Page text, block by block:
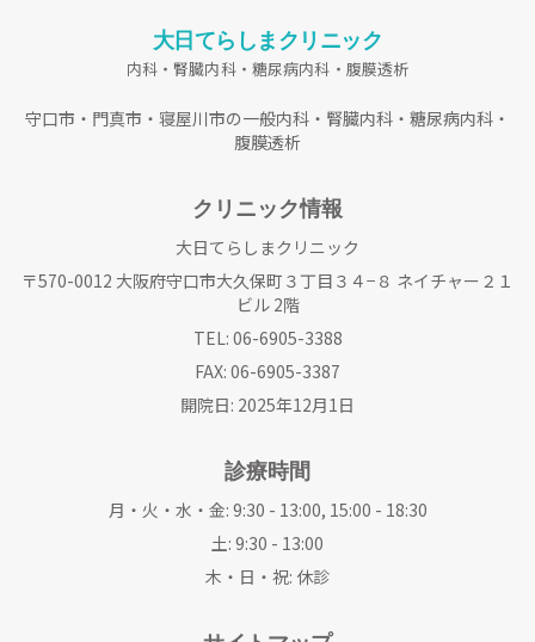
大日てらしまクリニック
守口市・門真市・寝屋川市の一般内科・腎臓内科・糖尿病内科・
腹膜透析
クリニック情報
大日てらしまクリニック
〒570-0012 大阪府守口市大久保町３丁目３４−８ ネイチャー２１
ビル 2階
TEL: 06-6905-3388
FAX: 06-6905-3387
開院日: 2025年12月1日
診療時間
月・火・水・金: 9:30 - 13:00, 15:00 - 18:30
土: 9:30 - 13:00
木・日・祝: 休診